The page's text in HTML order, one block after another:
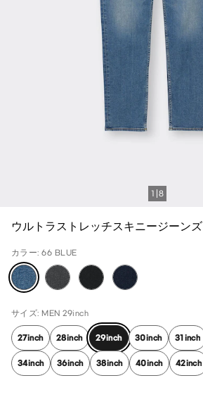
1 8
ウルトラストレッチスキニージーンズ
カラー: 66 BLUE
サイズ: MEN 29inch
27inch 28inch 29inch 30inch 31inch
34inch 36inch 38inch 40inch 42inch